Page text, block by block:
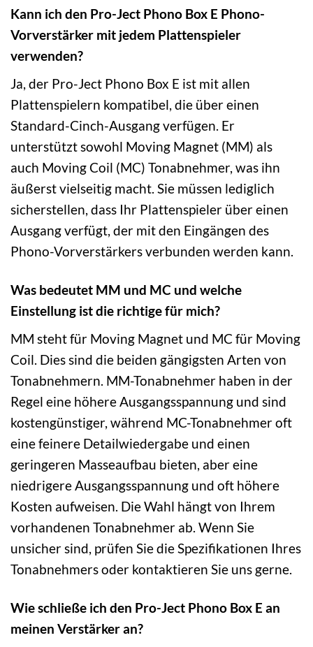
Kann ich den Pro-Ject Phono Box E Phono-
Vorverstärker mit jedem Plattenspieler
verwenden?
Ja, der Pro-Ject Phono Box E ist mit allen
Plattenspielern kompatibel, die über einen
Standard-Cinch-Ausgang verfügen. Er
unterstützt sowohl Moving Magnet (MM) als
auch Moving Coil (MC) Tonabnehmer, was ihn
äußerst vielseitig macht. Sie müssen lediglich
sicherstellen, dass Ihr Plattenspieler über einen
Ausgang verfügt, der mit den Eingängen des
Phono-Vorverstärkers verbunden werden kann.
Was bedeutet MM und MC und welche
Einstellung ist die richtige für mich?
MM steht für Moving Magnet und MC für Moving
Coil. Dies sind die beiden gängigsten Arten von
Tonabnehmern. MM-Tonabnehmer haben in der
Regel eine höhere Ausgangsspannung und sind
kostengünstiger, während MC-Tonabnehmer oft
eine feinere Detailwiedergabe und einen
geringeren Masseaufbau bieten, aber eine
niedrigere Ausgangsspannung und oft höhere
Kosten aufweisen. Die Wahl hängt von Ihrem
vorhandenen Tonabnehmer ab. Wenn Sie
unsicher sind, prüfen Sie die Spezifikationen Ihres
Tonabnehmers oder kontaktieren Sie uns gerne.
Wie schließe ich den Pro-Ject Phono Box E an
meinen Verstärker an?